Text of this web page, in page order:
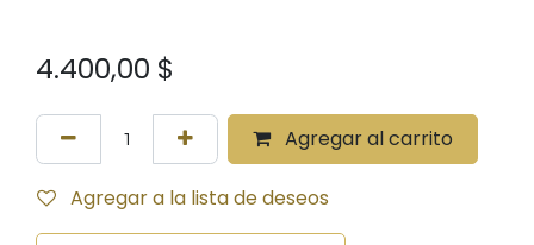
4.400,00 $
Agregar al carrito
Agregar a la lista de deseos